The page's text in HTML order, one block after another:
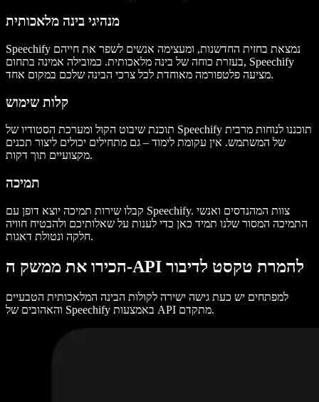
מנהיגי בינה מלאכותית
Speechify נמצאת בחזית החדשנות, ומעצימה אנשים לשפר את חייהם
בעזרת כוחה של בינה מלאכותית. כמובילה אמינה בתחום, Speechify
מציעה פלטפורמה מאוחדת לכל צרכי הבינה שלכם במקום אחד.
קלות שימוש
תוכנת שיבוט הקול ומערכת הסטודיו של Speechify תוכננו לנוחות מרבית
של המשתמש. אין עקומת לימוד – גם מתחילים יכולים ליצור תכנים
מקצועיים תוך דקות.
תמיכה
קבלו שירות תמיכה יוצא דופן עם Speechify. צוות המהנדסים ואנשי
התמיכה המסור שלנו תמיד כאן כדי לענות על שאלותיכם ולהבטיח חוויה
חלקה ונטולת דאגות.
הכירו את ממשק ה-API להמרת טקסט לדיבור
למפתחים יש כעת גישה ישירה לקולות הבינה המלאכותית הטבעיים
והאהובים של Speechify באמצעות API מתקדם.